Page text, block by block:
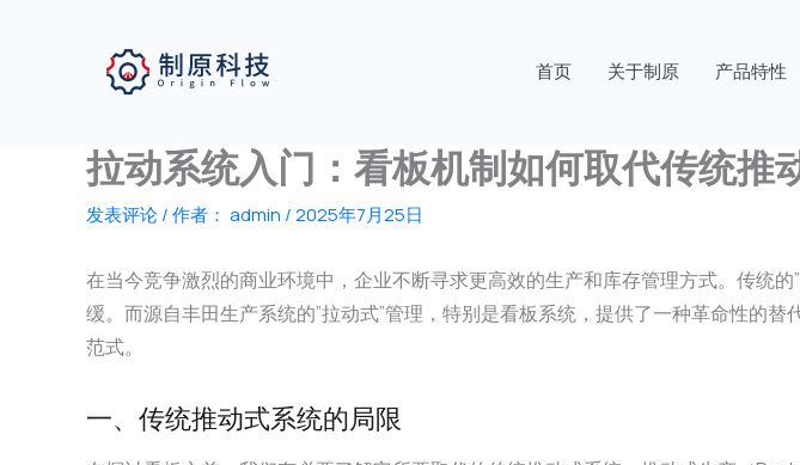
首页 关于制原 产品特性
拉动系统入门：看板机制如何取代传统推
发表评论/ 作者： admin /2025年7月25日
在当今竞争激烈的商业环境中，企业不断寻求更高效的生产和库存管理方式。传统
缓。而源自丰田生产系统的”拉动式”管理，特别是看板系统，提供了一种革命性的
范式。
一、传统推动式系统的局限